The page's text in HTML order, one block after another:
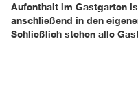
Aufenthalt im Gastgarten
anschließend in den
Schließlich stehen alle